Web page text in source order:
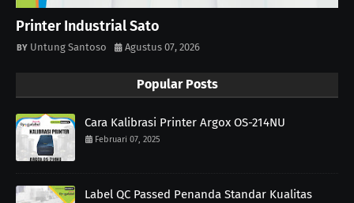
Printer Industrial Sato
Untung Santoso Agustus 07, 2026
Popular Posts
Cara Kalibrasi Printer Argox OS-214NU
Februari 07, 2025
Label QC Passed Penanda Standar Kualitas